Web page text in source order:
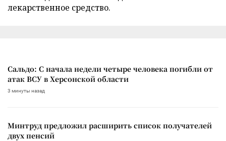
лекарственное средство.
Сальдо: С начала недели четыре человека погибли от
атак ВСУ в Херсонской области
3 минуты назад
Минтруд предложил расширить список получателей
двух пенсий